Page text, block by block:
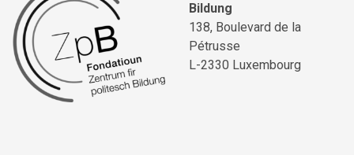
Bildung
138, Boulevard de la
Pétrusse
L-2330 Luxembourg